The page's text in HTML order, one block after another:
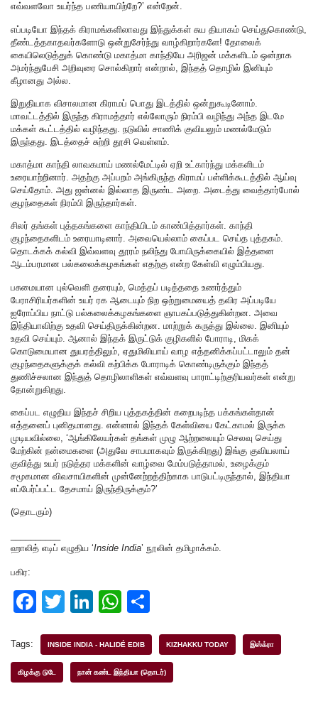
எவ்வளவோ உயர்ந்த பணியாயிற்றே?’ என்றேன்.
எப்படியோ இந்தக் கிராமங்களிலாவது இந்துக்கள் சுய தியாகம் செய்துகொண்டு,
தீண்டத்தகாதவர்களோடு ஒன்றுசேர்ந்து வாழ்கிறார்களே! தோலைக்
கையிலெடுத்துக் கொண்டு மகாத்மா காந்தியே அரிஜன் மக்களிடம் ஒன்றாக
அமர்ந்துபேசி அறிவுரை சொல்கிறார் என்றால், இந்தத் தொழில் இனியும்
கீழானது அல்ல.
இறுதியாக விசாலமான கிராமப் பொது இடத்தில் ஒன்றுகூடினோம்.
மாவட்டத்தில் இருந்த கிராமத்தார் எல்லோரும் நிரம்பி வழிந்து அந்த இடமே
மக்கள் கூட்டத்தில் வழிந்தது. நடுவில் சாணிக் குவியலும் மணல்மேடும்
இருந்தது. இடத்தைச் சுற்றி தூசி வெள்ளம்.
மகாத்மா காந்தி லாவகமாய் மணல்மேட்டில் ஏறி உட்கார்ந்து மக்களிடம்
உரையாற்றினார். அதற்கு அப்பறம் அங்கிருந்த கிராமப் பள்ளிக்கூடத்தில் ஆய்வு
செய்தோம். அது ஜன்னல் இல்லாத இருண்ட அறை. அடைத்து வைத்தார்போல்
குழந்தைகள் நிரம்பி இருந்தார்கள்.
சிலர் தங்கள் புத்தகங்களை காந்தியிடம் காண்பித்தார்கள். காந்தி
குழந்தைகளிடம் உரையாடினார். அவையெல்லாம் கைப்பட செய்த புத்தகம்.
தொடக்கக் கல்வி இவ்வளவு தூரம் நலிந்து போயிருக்கையில் இத்தனை
ஆடம்பரமான பல்கலைக்கழகங்கள் எதற்கு என்ற கேள்வி எழும்பியது.
பசுமையான புல்வெளி தரையும், மெத்தப் படித்ததை உணர்த்தும்
பேராசிரியர்களின் உயர் ரக ஆடையும் நிற ஒற்றுமையைத் தவிர அப்படியே
ஐரோப்பிய நாட்டு பல்கலைக்கழகங்களை ஞாபகப்படுத்துகின்றன. அவை
இந்தியாவிற்கு உதவி செய்திருக்கின்றன. மாற்றுக் கருத்து இல்லை. இனியும்
உதவி செய்யும். ஆனால் இந்தக் இருட்டுக் குழிகளில் போராடி, மிகக்
கொடுமையான துயரத்திலும், ஏதுமிலியாய் வாழ எத்தனிக்கப்பட்டாலும் தன்
குழந்தைகளுக்குக் கல்வி கற்பிக்க போராடிக் கொண்டிருக்கும் இந்தத்
துணிச்சலான இந்துத் தொழிலாளிகள் எவ்வளவு பாராட்டிற்குரியவர்கள் என்று
தோன்றுகிறது.
கைப்பட எழுதிய இந்தச் சிறிய புத்தகத்தின் கறைபடிந்த பக்கங்கள்தான்
எத்தனைப் புனிதமானது. என்னால் இந்தக் கேள்வியை கேட்காமல் இருக்க
முடியவில்லை, ‘ஆங்கிலேயர்கள் தங்கள் முழு ஆற்றலையும் செலவு செய்து
மேற்கின் நன்மைகளை (அதுவே சாபமாகவும் இருக்கிறது) இங்கு குவியலாய்
குவித்து உயர் நடுத்தர மக்களின் வாழ்வை மேம்படுத்தாமல், உழைக்கும்
சமூகமான விவசாயிகளின் முன்னேற்றத்திற்காக பாடுபட்டிருந்தால், இந்தியா
எப்பேர்ப்பட்ட தேசமாய் இருந்திருக்கும்?’
(தொடரும்)
ஹாலித் எடிப் எழுதிய ‘Inside India’ நூலின் தமிழாக்கம்.
பகிர:
F
c
e
T
tt
er
Li
k
e
W
at
s
ar
e
Tags: INSIDE INDIA - HALIDÉ EDIB KIZHAKKU TODAY இஸ்க்ரா
கிழக்கு டுடே நான் கண்ட இந்தியா (தொடர்)